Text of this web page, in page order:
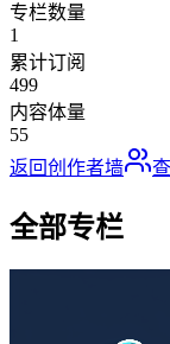
专栏数量
1
累计订阅
499
内容体量
55
返回创作者墙
全部专栏